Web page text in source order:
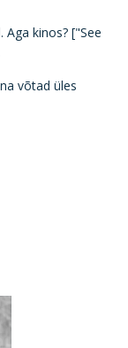
Aga kinos? ["See
võtad üles